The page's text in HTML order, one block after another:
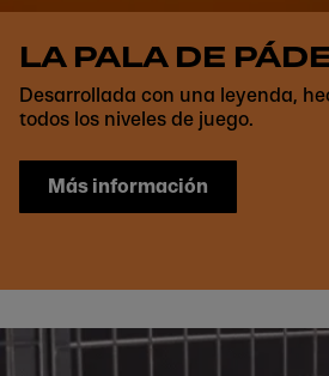
LA PALA DE
Desarrollada con una leyenda,
todos los niveles de juego.
Más información